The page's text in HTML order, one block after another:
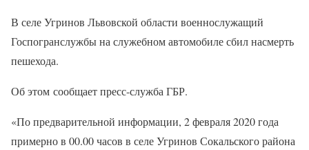
В селе Угринов Львовской области военнослужащий
Госпогранслужбы на служебном автомобиле сбил насмерть
пешехода.
Об этом сообщает пресс-служба ГБР.
«По предварительной информации, 2 февраля 2020 года
примерно в 00.00 часов в селе Угринов Сокальского района